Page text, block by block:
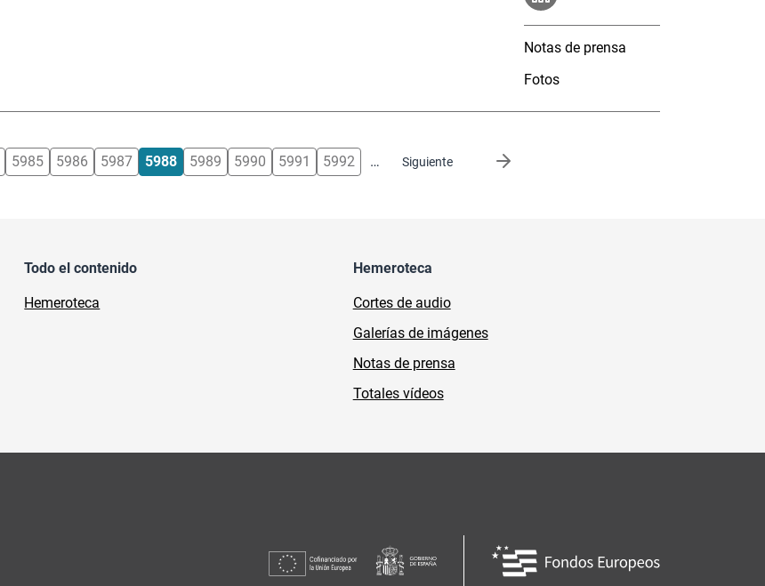
Notas de prensa
Fotos
5985 5986 5987 5988 5989 5990 5991 5992 … Siguiente
Siguiente página
Todo el contenido
Hemeroteca
Hemeroteca
Cortes de audio
Galerías de imágenes
Notas de prensa
Totales vídeos